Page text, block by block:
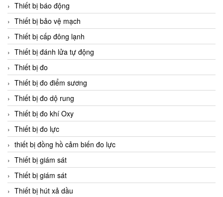
Thiết bị báo động
Thiết bị bảo vệ mạch
Thiết bị cấp đông lạnh
Thiết bị đánh lửa tự động
Thiết bị đo
Thiết bị đo điểm sương
Thiết bị đo dộ rung
Thiết bị đo khí Oxy
Thiết bị đo lực
thiết bị đồng hồ cảm biến đo lực
Thiết bị giám sát
Thiết bị giám sát
Thiết bị hút xả dầu